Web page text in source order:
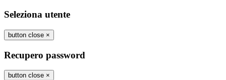
Seleziona utente
button close ×
Recupero password
button close ×